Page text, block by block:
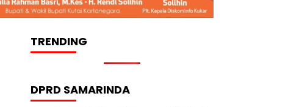
TRENDING
DPRD SAMARINDA